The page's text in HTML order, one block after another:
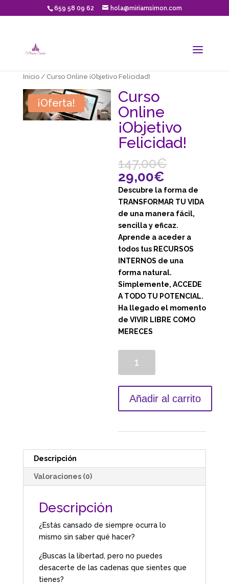
659 58 09 62 hola@miriamsimon.com
Inicio/ Curso Online ¡Objetivo Felicidad!
¡Oferta!
Curso
Online
¡Objetivo
Felicidad!
147,00€
29,00€
Descubre la forma de
TRANSFORMAR TU VIDA
de una manera fácil,
sencilla y eficaz.
Aprende a aceder a
todos tus RECURSOS
INTERNOS de una
forma natural.
Simplemente, ACCEDE
A TODO TU POTENCIAL.
Ha llegado el momento
de VIVIR LIBRE COMO
MERECES
Añadir al carrito
Descripción
Valoraciones (0)
Descripción
¿Estás cansado de siempre ocurra lo
mismo sin saber qué hacer?
¿Buscas la libertad, pero no puedes
desacerte de las cadenas que sientes que
tienes?